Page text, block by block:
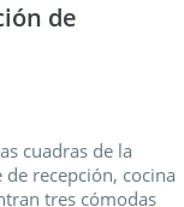
de
cuadras de la
recepción, cocina
tres cómodas